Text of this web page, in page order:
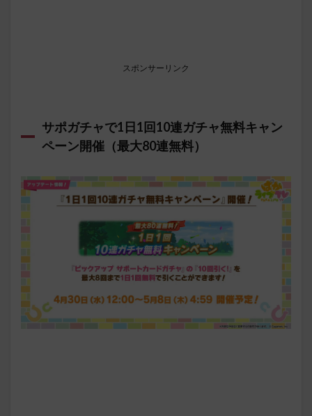
スポンサーリンク
サポガチャで1日1回10連ガチャ無料キャン
ペーン開催（最大80連無料）